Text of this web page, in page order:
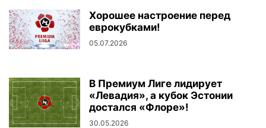
Хорошее настроение перед
еврокубками!
05.07.2026
В Премиум Лиге лидирует
«Левадия», а кубок Эстонии
достался «Флоре»!
30.05.2026